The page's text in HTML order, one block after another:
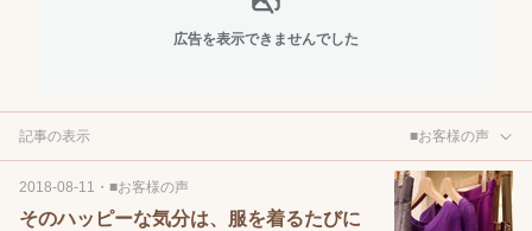
広告を表示できませんでした
記事の表示 ■お客様の声
2018-08-11 ・ ■お客様の声
そのハッピーな気分は、服を着るたびに